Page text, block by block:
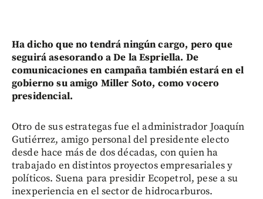
Ha dicho que no tendrá ningún cargo, pero que
seguirá asesorando a De la Espriella. De
comunicaciones en campaña también estará en el
gobierno su amigo Miller Soto, como vocero
presidencial.
Otro de sus estrategas fue el administrador Joaquín
Gutiérrez, amigo personal del presidente electo
desde hace más de dos décadas, con quien ha
trabajado en distintos proyectos empresariales y
políticos. Suena para presidir Ecopetrol, pese a su
inexperiencia en el sector de hidrocarburos.